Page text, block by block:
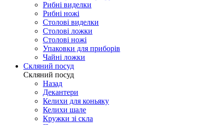
Рибні виделки
Рибні ножі
Столові виделки
Столові ложки
Столові ножі
Упаковки для приборів
Чайні ложки
Скляний посуд
Скляний посуд
Назад
Декантери
Келихи для коньяку
Келихи шале
Кружки зі скла